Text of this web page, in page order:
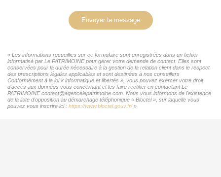
Envoyer le message
« Les informations recueillies sur ce formulaire sont enregistrées dans un fichier
informatisé par Le PATRIMOINE pour gérer votre demande de contact. Elles sont
conservées pour la durée nécessaire à la gestion de la relation client dans le respect
des prescriptions légales applicables et sont destinées à nos conseillers
Conformément à la loi « informatique et libertés », vous pouvez exercer votre droit
d'accès aux données vous concernant et les faire rectifier en contactant Le
PATRIMOINE contact@agencelepatrimoine.com. Nous vous informons de l'existence
de la liste d'opposition au démarchage téléphonique « Bloctel », sur laquelle vous
pouvez vous inscrire ici : https://www.bloctel.gouv.fr/»